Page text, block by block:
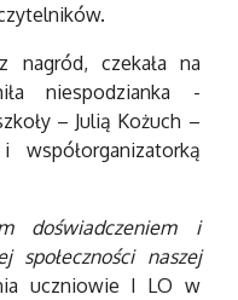
nagród, czekała na
niespodzianka -
– Julią Kożuch –
doświadczeniem i
naszej
uczniowie I LO w